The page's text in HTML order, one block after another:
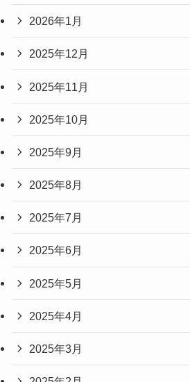
2026年1月
2025年12月
2025年11月
2025年10月
2025年9月
2025年8月
2025年7月
2025年6月
2025年5月
2025年4月
2025年3月